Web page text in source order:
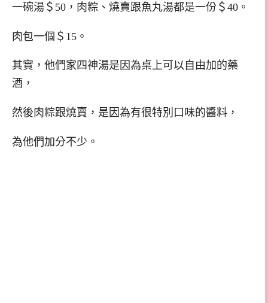
一碗湯＄50，肉粽、燒賣跟魚丸湯都是一份＄40。
肉包一個＄15。
其實，他們家四神湯是因為桌上可以自由加的藥
酒，
然後肉粽跟燒賣，是因為有很特別口味的醬料，
為他們加分不少。